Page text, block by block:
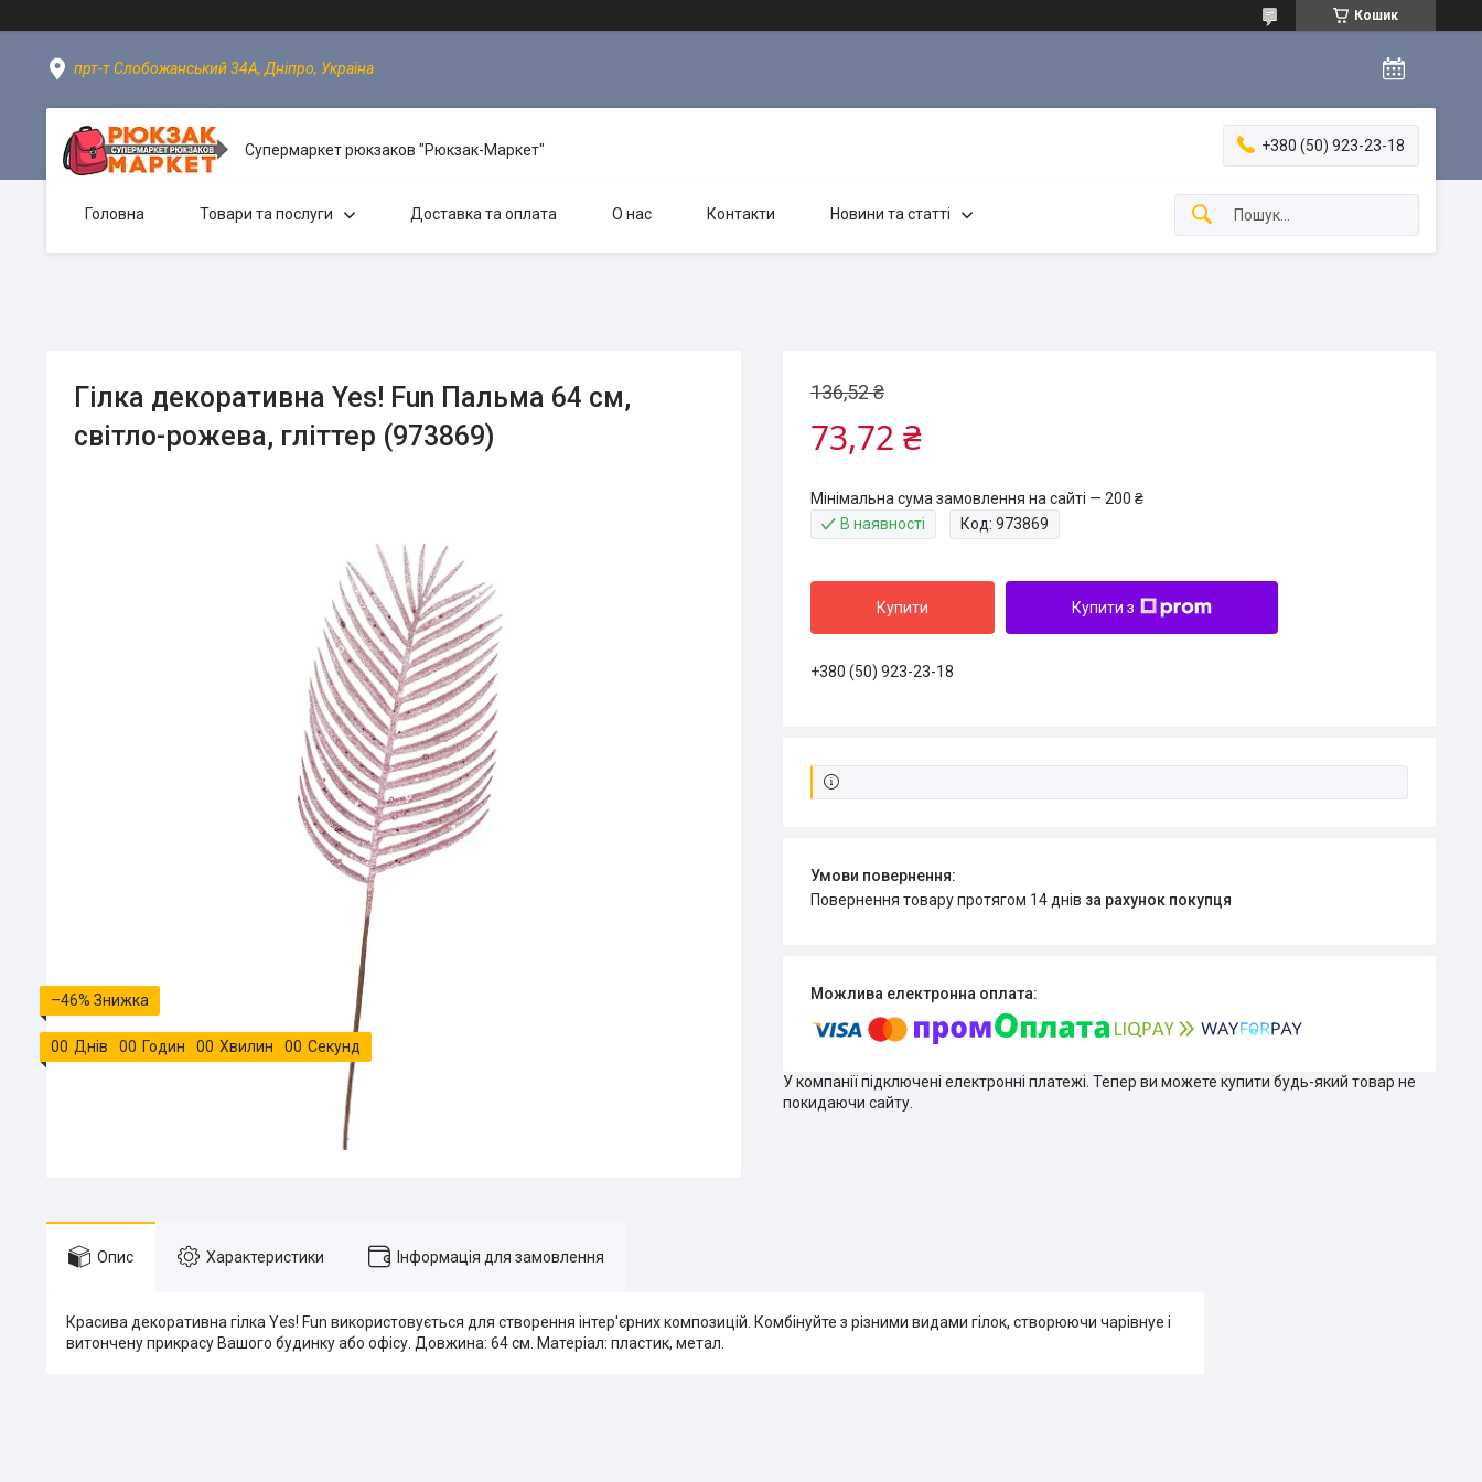
Кошик
прт-т Слобожанський 34А, Дніпро, Україна
Супермаркет рюкзаков "Рюкзак-Маркет" +380 (50) 923-23-18
Головна Товари та послуги Доставка та оплата О нас Контакти Новини та статті
Гілка декоративна Yes! Fun Пальма 64 см,
світло-рожева, гліттер (973869)
–46%
00 Днів 00 Годин 00 Хвилин 00 Секунд
136,52 ₴
73,72 ₴
Мінімальна сума замовлення на сайті — 200 ₴
В наявності
Код: 973869
Купити Купити з
+380 (50) 923-23-18
повернення товару протягом 14 днів за рахунок покупця
У компанії підключені електронні платежі. Тепер ви можете купити будь-який товар не
покидаючи сайту.
Опис Характеристики Інформація для замовлення
Красива декоративна гілка Yes! Fun використовується для створення інтер'єрних композицій. Комбінуйте з різними видами гілок, створюючи чарівнуе і
витончену прикрасу Вашого будинку або офісу. Довжина: 64 см. Матеріал: пластик, метал.